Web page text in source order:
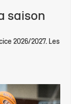
saison
2026/2027. Les